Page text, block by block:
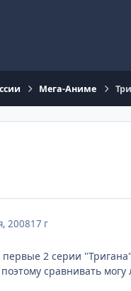
Мега-Аниме
200817 г
2 серии
сравнивать